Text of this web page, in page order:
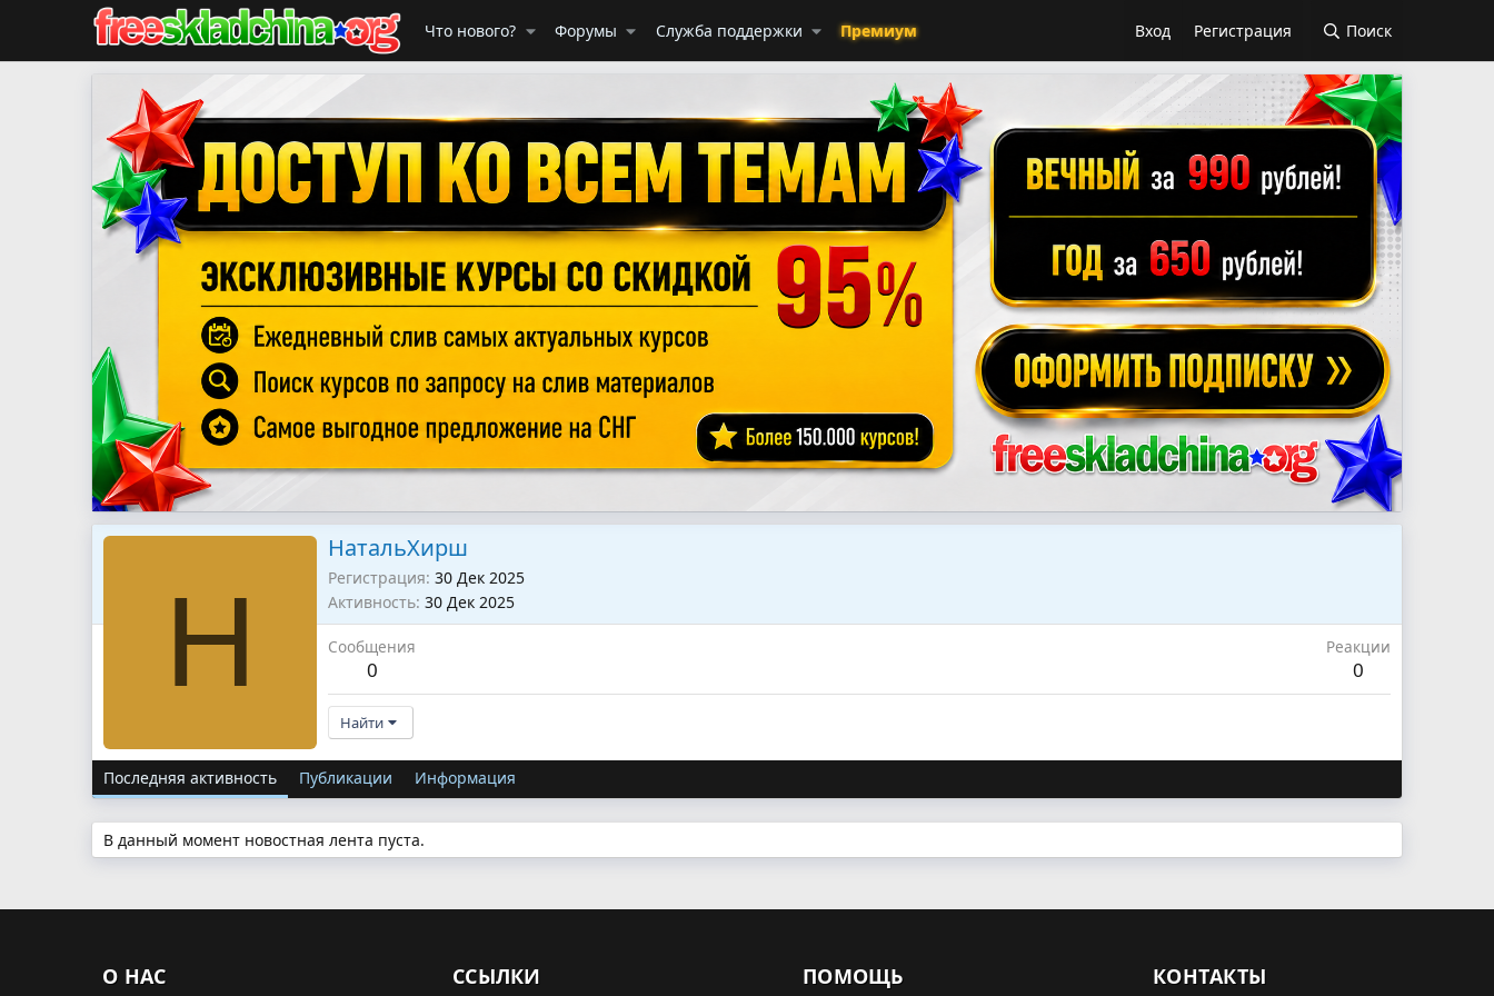
Что нового? Форумы Служба поддержки Премиум Вход Регистрация Поиск
Н
НатальХирш
Регистрация 30 Дек 2025
Активность 30 Дек 2025
Сообщения
0
Реакции
0
Найти
Последняя активность Публикации Информация
В данный момент новостная лента пуста.
О НАС ССЫЛКИ ПОМОЩЬ КОНТАКТЫ